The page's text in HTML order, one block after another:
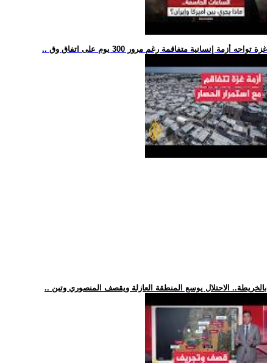
.. غزة تواجه أزمة إنسانية متفاقمة رغم مرور 300 يوم على اتفاق وق
.. بالخريطة.. الاحتلال يوسع المنطقة العازلة ويقصف المنصوري وتبن